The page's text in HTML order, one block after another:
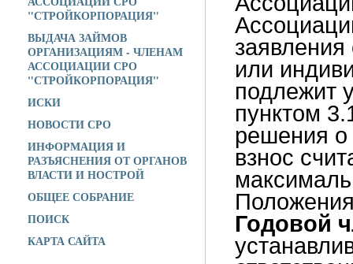
"СТРОЙКОРПОРАЦИЯ"
ВЫДАЧА ЗАЙМОВ
ОРГАНИЗАЦИЯМ - ЧЛЕНАМ
АССОЦИАЦИИ СРО
"СТРОЙКОРПОРАЦИЯ"
ИСКИ
НОВОСТИ СРО
ИНФОРМАЦИЯ И
РАЗЪЯСНЕНИЯ ОТ ОРГАНОВ
ВЛАСТИ И НОСТРОЙ
ОБЩЕЕ СОБРАНИЕ
ПОИСК
КАРТА САЙТА
или
подлежит
пунктом
решения о
взнос
Годовой